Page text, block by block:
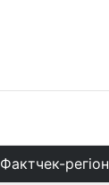
Фактчек-регіон